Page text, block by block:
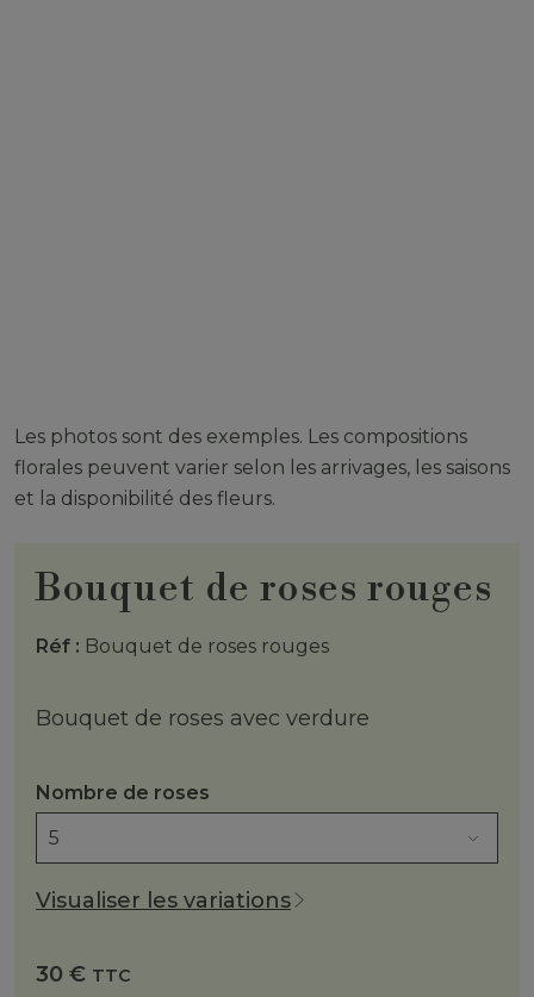
Les photos sont des exemples. Les compositions
florales peuvent varier selon les arrivages, les saisons
et la disponibilité des fleurs.
Bouquet de roses rouges
Réf : Bouquet de roses rouges
Bouquet de roses avec verdure
Nombre de roses
Visualiser les variations
30 € TTC